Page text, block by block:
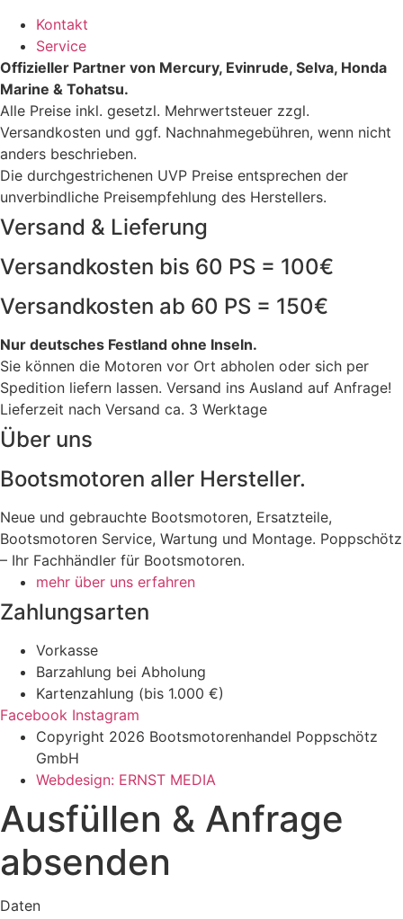
Kontakt
Service
Offizieller Partner von Mercury, Evinrude, Selva, Honda
Marine & Tohatsu.
Alle Preise inkl. gesetzl. Mehrwertsteuer zzgl.
Versandkosten und ggf. Nachnahmegebühren, wenn nicht
anders beschrieben.
Die durchgestrichenen UVP Preise entsprechen der
unverbindliche Preisempfehlung des Herstellers.
Versand & Lieferung
Versandkosten bis 60 PS = 100€
Versandkosten ab 60 PS = 150€
Nur deutsches Festland ohne Inseln.
Sie können die Motoren vor Ort abholen oder sich per
Spedition liefern lassen. Versand ins Ausland auf Anfrage!
Lieferzeit nach Versand ca. 3 Werktage
Über uns
Bootsmotoren aller Hersteller.
Neue und gebrauchte Bootsmotoren, Ersatzteile,
Bootsmotoren Service, Wartung und Montage. Poppschötz
– Ihr Fachhändler für Bootsmotoren.
mehr über uns erfahren
Zahlungsarten
Vorkasse
Barzahlung bei Abholung
Kartenzahlung (bis 1.000 €)
Facebook Instagram
Copyright 2026 Bootsmotorenhandel Poppschötz
GmbH
Webdesign: ERNST MEDIA
Ausfüllen & Anfrage
absenden
Daten